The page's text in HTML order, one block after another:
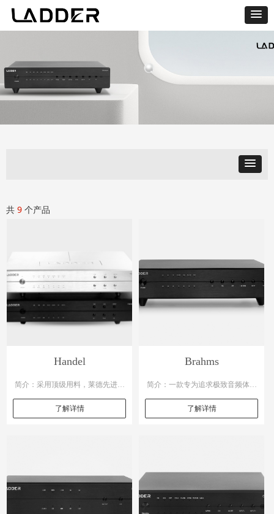
共 9 个产品
Handel
简介：采用顶级用料，莱德先进技
术加持，音质卓越。他能捕捉细微
了解详情
Brahms
简介：一款专为追求极致音频体验
而打造的HIFI界面产品。集成了先
信号噪声比，让声音纯净通透，毫
了解详情